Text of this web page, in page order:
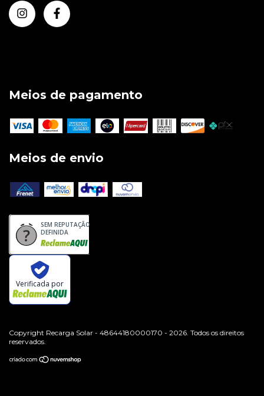
Meios de pagamento
Meios de envio
SEM REPUTAÇÃO
DEFINIDA
Verificada por
Copyright Recarga Solar - 48644180000170 - 2026. Todos os direitos
reservados.